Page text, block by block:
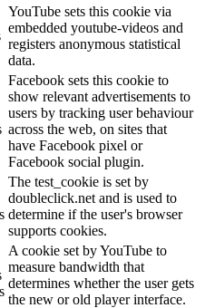
YouTube sets this cookie via
embedded youtube-videos and
registers anonymous statistical
data.
Facebook sets this cookie to
show relevant advertisements to
users by tracking user behaviour
across the web, on sites that
have Facebook pixel or
Facebook social plugin.
The test_cookie is set by
doubleclick.net and is used to
determine if the user's browser
supports cookies.
A cookie set by YouTube to
measure bandwidth that
determines whether the user gets
the new or old player interface.